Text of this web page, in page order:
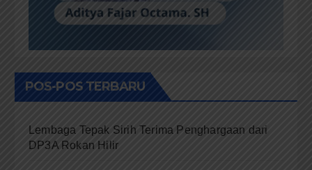
POS-POS TERBARU
Lembaga Tepak Sirih Terima Penghargaan dari
DP3A Rokan Hilir